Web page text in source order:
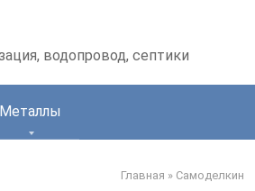
водопровод, септики
Металлы
Главная » Самоделкин